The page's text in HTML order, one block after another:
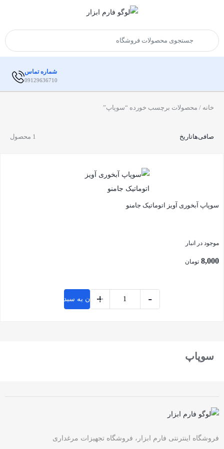
شماره تماس
09129636710
خانه / محصولات برچسب خورده “سوپاپ”
1 محصول صافی‌هاتاریخ
سوپاپ آبخوری آویز اتوماتیک جامنو
موجود در انبار
8,000 تومان
-
+
افزودن به سبد خرید
سوپاپ
فروشگاه اینترنتی فارم ابزار، فروشگاه تجهیزات مرغداری